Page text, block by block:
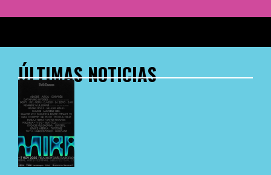
ÚLTIMAS NOTICIAS